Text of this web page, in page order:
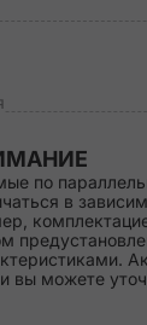
по
в
вы можете